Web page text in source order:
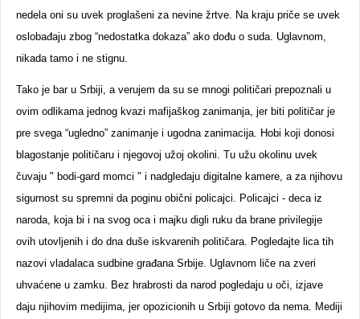
nedela oni su uvek proglašeni za nevine žrtve. Na kraju priče se uvek
oslobađaju zbog “nedostatka dokaza” ako dođu o suda. Uglavnom,
nikada tamo i ne stignu.
Tako je bar u Srbiji, a verujem da su se mnogi političari prepoznali u
ovim odlikama jednog kvazi mafijaškog zanimanja, jer biti političar je
pre svega “ugledno” zanimanje i ugodna zanimacija. Hobi koji donosi
blagostanje političaru i njegovoj užoj okolini. Tu užu okolinu uvek
čuvaju " bodi-gard momci " i nadgledaju digitalne kamere, a za njihovu
sigurnost su spremni da poginu obični policajci. Policajci - deca iz
naroda, koja bi i na svog oca i majku digli ruku da brane privilegije
ovih utovljenih i do dna duše iskvarenih političara. Pogledajte lica tih
nazovi vladalaca sudbine građana Srbije. Uglavnom liče na zveri
uhvaćene u zamku. Bez hrabrosti da narod pogledaju u oči, izjave
daju njihovim medijima, jer opozicionih u Srbiji gotovo da nema. Mediji